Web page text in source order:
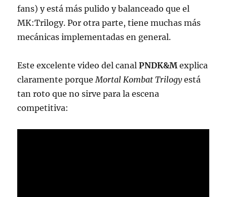
fans) y está más pulido y balanceado que el
MK:Trilogy. Por otra parte, tiene muchas más
mecánicas implementadas en general.
Este excelente video del canalPNDK&M explica
claramente porque Mortal Kombat Trilogyestá
tan roto que no sirve para la escena
competitiva: